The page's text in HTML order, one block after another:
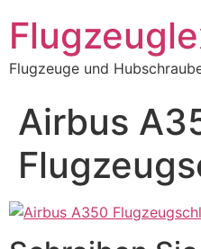
Inhalt
springen
Flugzeuge und
Airbus